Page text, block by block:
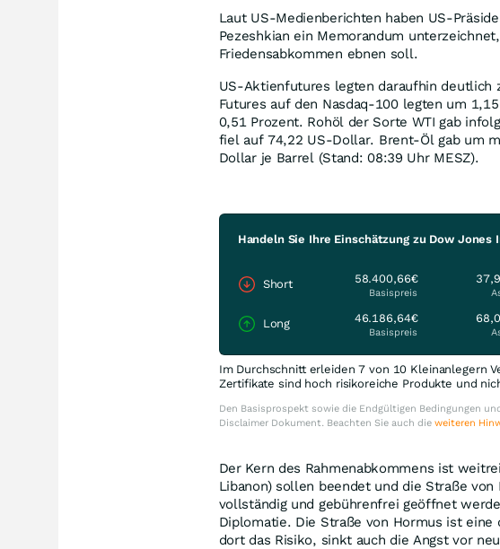
Laut US-Medienberichten haben US-
Pezeshkian ein Memorandum
Friedensabkommen ebnen soll.
US-Aktienfutures legten daraufhin deutlich
Futures auf den Nasdaq-100 legten um
0,51 Prozent. Rohöl der Sorte WTI gab
fiel auf 74,22 US-Dollar. Brent-Öl gab um
Dollar je Barrel (Stand: 08:39 Uhr MESZ).
Handeln Sie Ihre Einschätzung zu Dow Jones
Short 58.400,66€
Basispreis
Long 46.186,64€
Basispreis
Im Durchschnitt erleiden 7 von 10 Kleinanlegern
Zertifikate sind hoch risikoreiche Produkte und
Den Basisprospekt sowie die Endgültigen Bedingungen
Disclaimer Dokument. Beachten Sie auch die weiteren
Der Kern des Rahmenabkommens ist
Libanon) sollen beendet und die Straße
vollständig und gebührenfrei geöffnet
Diplomatie. Die Straße von Hormus ist
dort das Risiko, sinkt auch die Angst vor